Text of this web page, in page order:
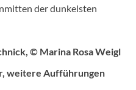
der dunkelsten
© Marina Rosa Weigl
weitere Aufführungen